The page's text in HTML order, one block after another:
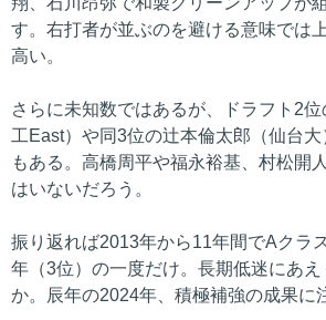
す。右打者が並ぶのを避ける意味では
高い。
さらに未知数ではあるが、ドラフト2
工East）や同3位の辻本倫太郎（仙台
もある。高橋周平や福永裕基、村松開
はいないだろう。
振り返れば2013年から11年間でAクラ
年（3位）の一度だけ。長期低迷にあ
か。辰年の2024年、積極補強の成果に